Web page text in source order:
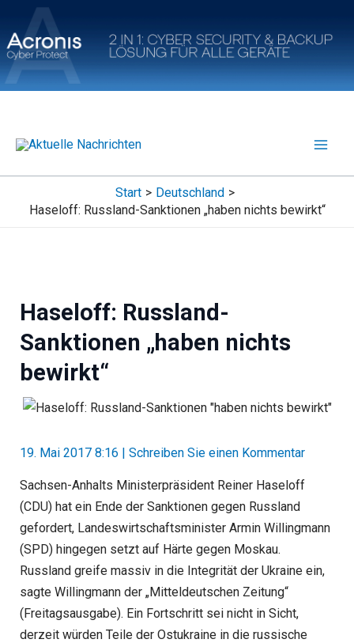
Inhalt
springen
Start
Deutschland
Haseloff: Russland-Sanktionen „haben nichts bewirkt“
Haseloff: Russland-
Sanktionen „haben nichts
bewirkt“
19. Mai 2017 8:16 | Schreiben Sie einen Kommentar
Sachsen-Anhalts Ministerpräsident Reiner Haseloff
(CDU) hat ein Ende der Sanktionen gegen Russland
gefordert, Landeswirtschaftsminister Armin Willingmann
(SPD) hingegen setzt auf Härte gegen Moskau.
Russland greife massiv in die Integrität der Ukraine ein,
sagte Willingmann der „Mitteldeutschen Zeitung“
(Freitagsausgabe). Ein Fortschritt sei nicht in Sicht,
derzeit würden Teile der Ostukraine in die russische